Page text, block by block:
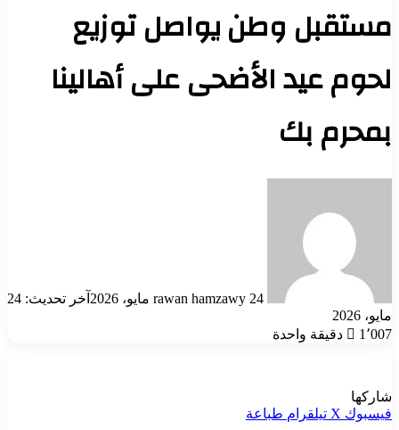
مستقبل وطن يواصل توزيع
لحوم عيد الأضحى على أهالينا
بمحرم بك
rawan hamzawy 24 مايو، 2026
آخر تحديث: 24
مايو، 2026
1٬007
دقيقة واحدة
شاركها
فيسبوك ‫X تيلقرام طباعة